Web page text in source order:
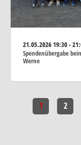
21.05.202619:30 -
Spendenübergabe
Werne
1 2